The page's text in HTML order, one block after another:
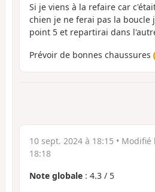
Si je viens à la refaire car
chien je ne ferai pas la boucle
point 5 et repartirai dans
Prévoir de bonnes chaussures
10 sept. 2024 à 18:15 • Modifié
18:18
Note globale : 4.3 / 5